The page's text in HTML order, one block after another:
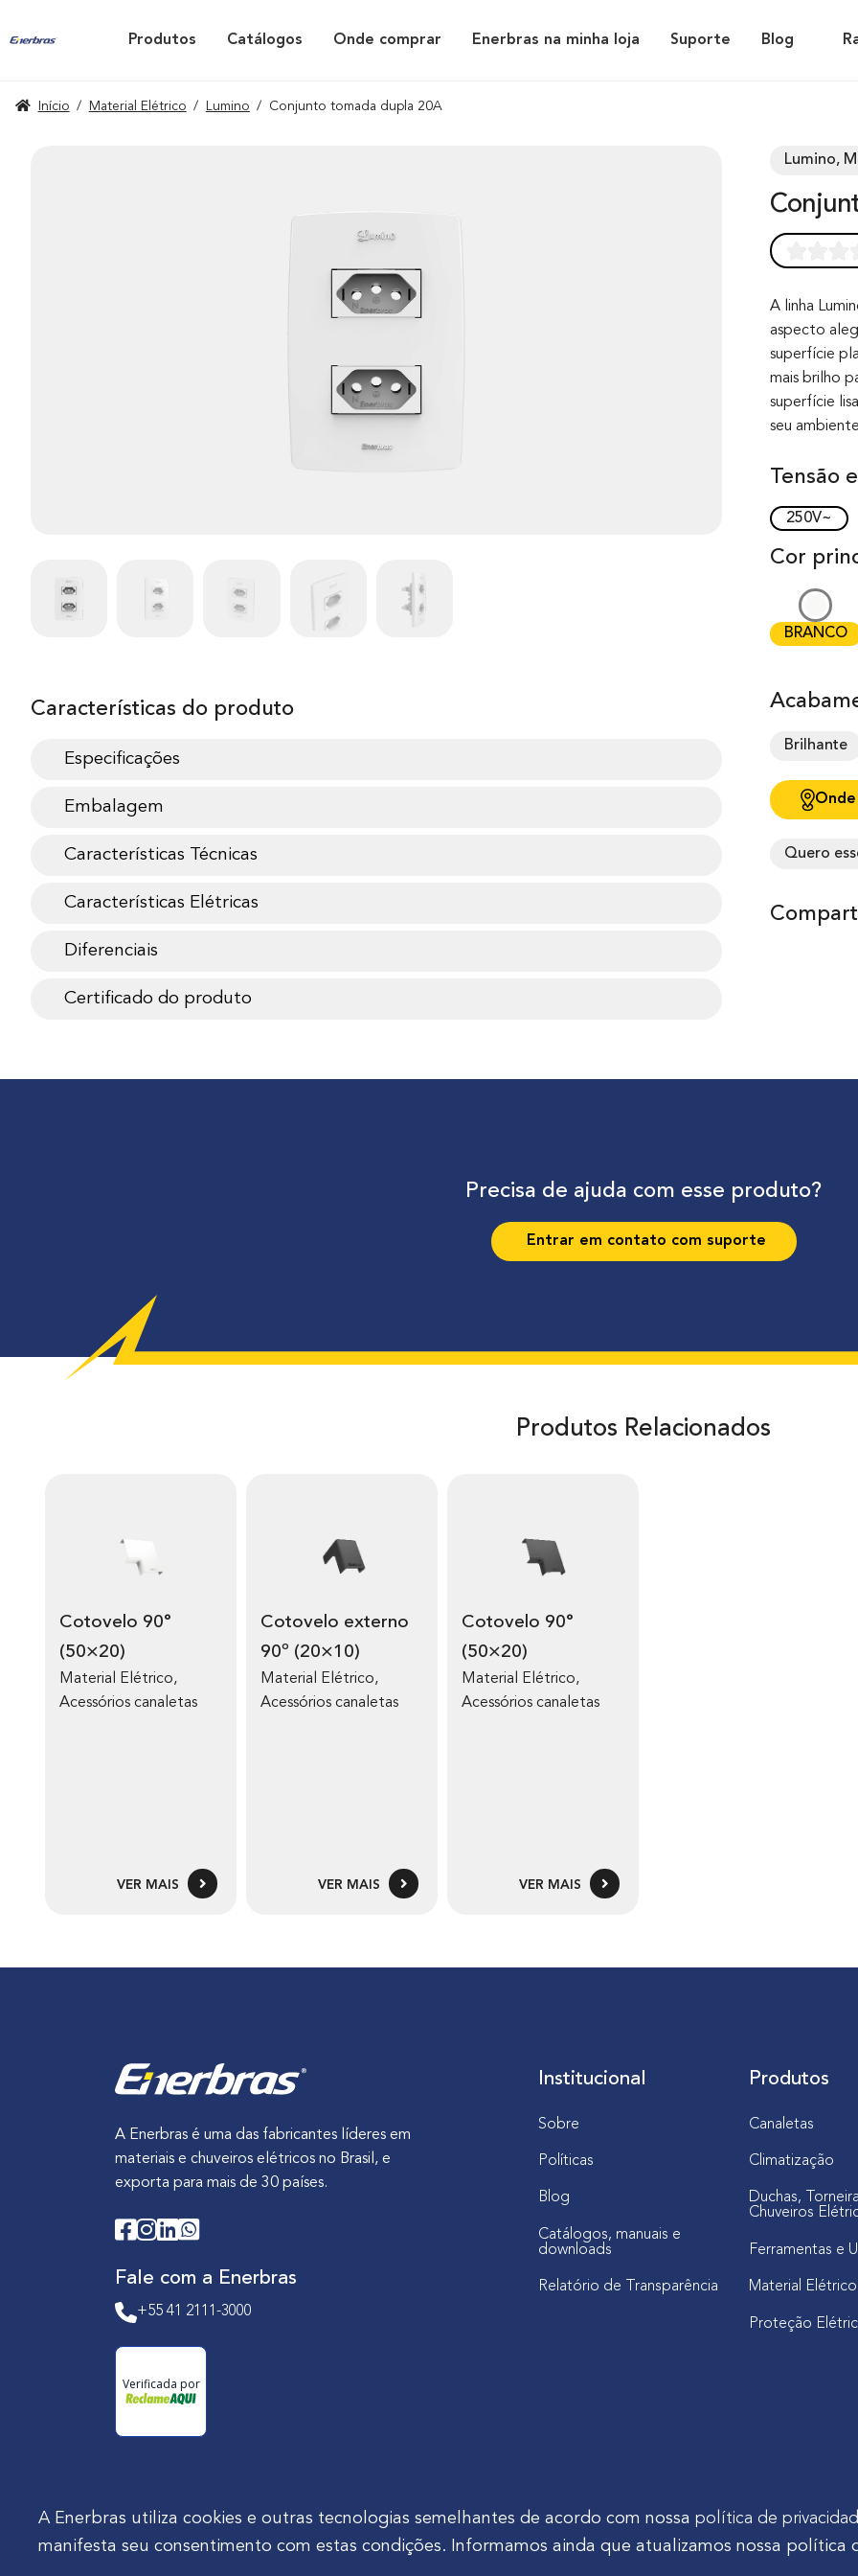
Produtos Catálogos Onde comprar Enerbras na minha loja Suporte Blog
Início / Material Elétrico / Lumino / Conjunto tomada dupla 20A
Características do produto
Especificações
Embalagem
Características Técnicas
Características Elétricas
Diferenciais
Certificado do produto
Lumino,
out of 0
based on
customer
rating
A linha
aspecto
superfície
mais brilho
superfície
seu
Tensão
250V~
Cor
BRANCO
Brilhante
Quero
Precisa de ajuda com esse produto?
Entrar em contato com suporte
Produtos Relacionados
Cotovelo 90°
(50×20)
Material Elétrico,
Acessórios canaletas
VER MAIS
Cotovelo externo
90º (20×10)
Material Elétrico,
Acessórios canaletas
VER MAIS
Cotovelo 90°
(50×20)
Material Elétrico,
Acessórios canaletas
VER MAIS
A Enerbras é uma das fabricantes líderes em
materiais e chuveiros elétricos no Brasil, e
exporta para mais de 30 países.
Fale com a Enerbras
+55 41 2111-3000
Verificada por
Institucional
Sobre
Políticas
Blog
Catálogos, manuais e
downloads
Relatório de Transparência
Produtos
Canaletas
Climatização
Duchas,
Chuveiros
Ferramentas e
Material Elétrico
Proteção
Enerbras Materiais Elétricos Ltda.Rua Agostinho Mocelin, nº 81, Ferrari | CEP 83606-310 | Campo Largo -
A Enerbras utiliza cookies e outras tecnologias semelhantes de acordo com nossa política de
manifesta seu consentimento com estas condições. Informamos ainda que atualizamos nossa